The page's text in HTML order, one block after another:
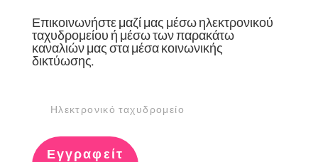
Επικοινωνήστε μαζί μας μέσω ηλεκτρονικού
ταχυδρομείου ή μέσω των παρακάτω
καναλιών μας στα μέσα κοινωνικής
δικτύωσης.
Εγγραφείτ